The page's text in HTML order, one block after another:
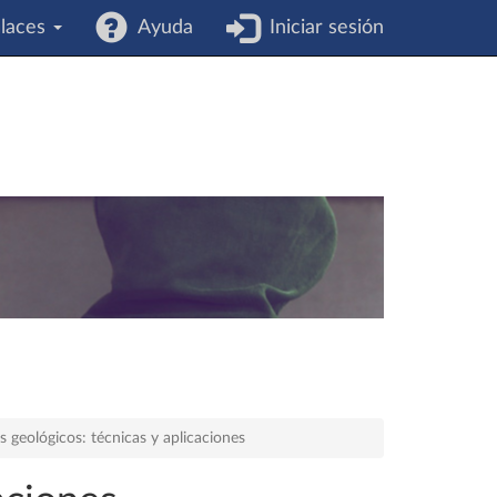
Ayuda Iniciar sesión
geológicos: técnicas y aplicaciones